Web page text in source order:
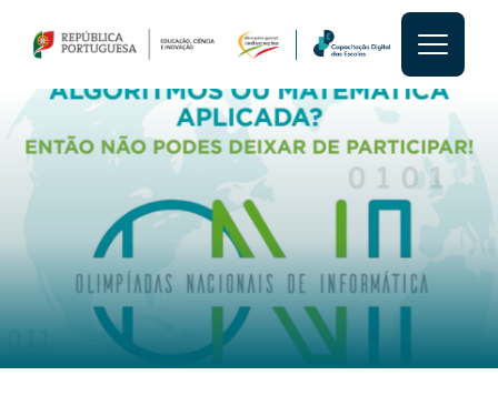
Passar para o conteúdo
Main
content
Main
section
Notícia